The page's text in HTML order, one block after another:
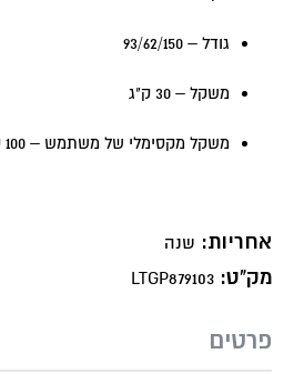
גודל – 93/62/150
משקל – 30 ק"ג
משקל מקסימלי של משתמש – 100 ק"ג
אחריות: שנה
מק"ט:
פרטים